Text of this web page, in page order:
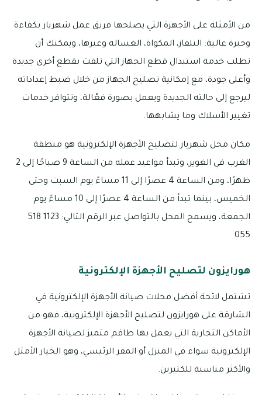
من الأمثلة على الأجهزة التي يصلحها فريق عمل شهريار بكفاءة
وخبرة عالية: التلفاز، المكواة، الغسالة وغيرها، ويمكنك أن
تطلب خدمة استبدال قطع الجهاز التي تلفت بقطع أخرى جديدة
وأعلى جودة، مع إمكانية تصليح الجهاز من خلال ضبط إعداداته
ليرجع إلى حالته الجديدة ويعمل بصورة فعّالة، وتتوافر خدمات
تغيير الأسلاك وما يشابهها.
مكان محل شهريار لتصليح الأجهزة الإلكترونية هو منطقة
الغرب في الغوير، وتبدأ مواعيد عمله من الساعة 9 صباحًا إلى 2
ظهرًا، ومن الساعة 4 عصرًا إلى 11 مساءً يوم السبت وحتى
الخميس، بينما تبدأ من الساعة 4 عصرًا إلى 10 مساءً يوم
الجمعة، ويسمح المحل بالتواصل عبر الرقم التالي: 1123 518
055
هورايزون لتصليح الأجهزة الإلكترونية
تشتمل لائحة أفضل محلات صيانة الأجهزة الإلكترونية في
الشارقة على هورايزون لتصليح الأجهزة الإلكترونية، فهو من
الأماكن التجارية التي يعمل بها طاقم متميز لصيانة الأجهزة
الإلكترونية سواء في المنزل أو المقر الرئيسي، وهو الخيار الأمثل
والأكثر مناسبة للكثيرين.